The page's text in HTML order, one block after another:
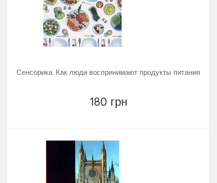
Сенсорика. Как люди воспринимают продукты питания
180 грн